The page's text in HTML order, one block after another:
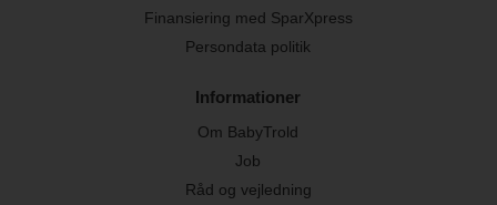
Finansiering med SparXpress
Persondata politik
Informationer
Om BabyTrold
Job
Råd og vejledning